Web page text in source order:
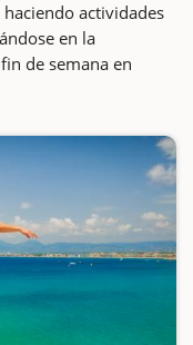
actividades
en la
de semana en